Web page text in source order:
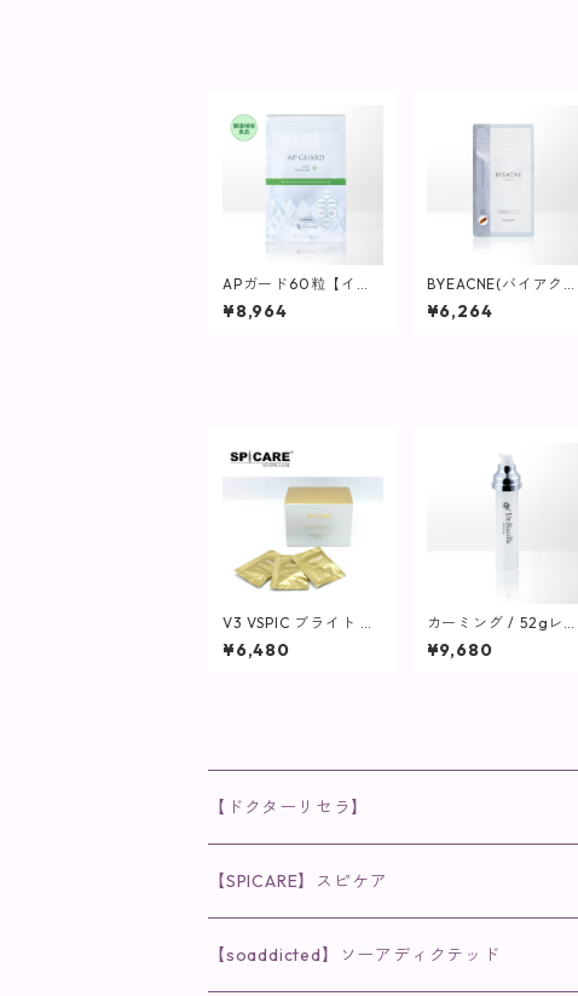
APガード60粒【イン
ナーケア】
¥8,964
BYEACNE(バイアクネ)
/ 180粒【インナーケ
ア】
¥6,264
V3 VSPIC ブライト デ
リバリー C / 30包(1袋
2粒)【SPICARE】
¥6,480
カーミング / 52gレフ
ィル(つけ替え用)【保
湿クリーム】
¥9,680
【ドクターリセラ】
◉AQUA VENUS
クレンジング・洗顔
◉VI PLANTE
【SPICARE】スピケア
◉V3シリーズ
【soaddicted】ソーアディクテッド